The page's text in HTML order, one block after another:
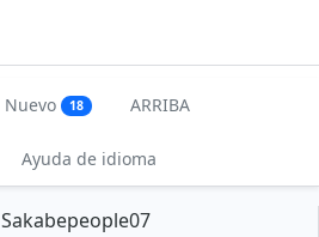
Nuevo 18 ARRIBA
Ayuda de idioma
Sakabepeople07